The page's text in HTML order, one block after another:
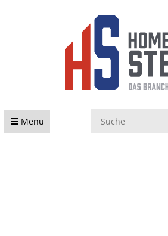
Menü